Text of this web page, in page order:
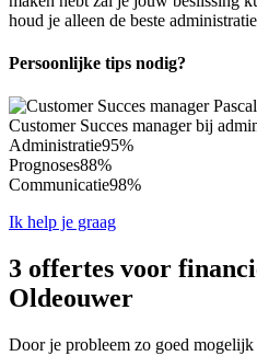
houd je alleen de beste
Persoonlijke tips nodig?
Customer Succes manager bij
Administratie95%
Prognoses88%
Communicatie98%
Ik help je graag
3 offertes voor
Oldeouwer
Door je probleem zo goed